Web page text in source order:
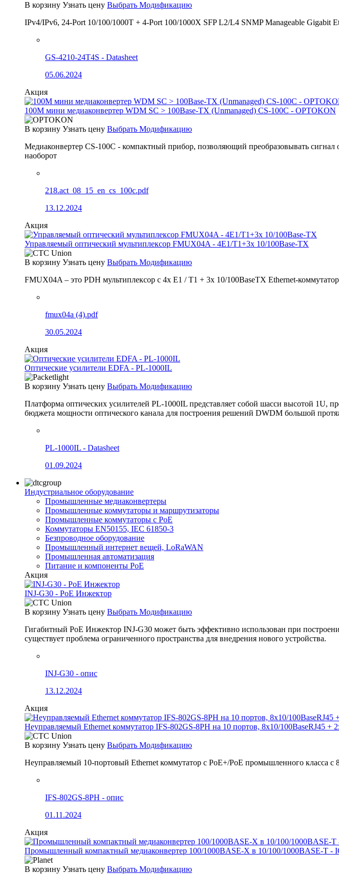
В корзину Узнать цену Выбрать Модификацию
IPv4/IPv6, 24-Port 10/100/1000T + 4-Port 100/1000X SFP L2/L4 SNMP Manageable Gigabit
GS-4210-24T4S - Datasheet
05.06.2024
Акция
100М мини медиаконвертер WDM SC > 100Base-TX (Unmanaged) CS-100C - OPTOKON
В корзину Узнать цену Выбрать Модификацию
Медиаконвертер CS-100C - компактный прибор, позволяющий преобразовывать
наоборот
218.act_08_15_en_cs_100c.pdf
13.12.2024
Акция
Управляемый оптический мультиплексор FMUX04A - 4E1/T1+3x 10/100Base-TX
В корзину Узнать цену Выбрать Модификацию
FMUX04A – это PDH мультиплексор с 4x E1 / T1 + 3x 10/100BaseTX Ethernet-
fmux04a (4).pdf
30.05.2024
Акция
Оптические усилители EDFA - PL-1000IL
В корзину Узнать цену Выбрать Модификацию
Платформа оптических усилителей PL-1000IL представляет собой шасси высотой 1U,
бюджета мощности оптического канала для построения решений DWDM большой
PL-1000IL - Datasheet
01.09.2024
Индустриальное оборудование
Промышленные медиаконвертеры
Промышленные коммутаторы и маршрутизаторы
Промышленные коммутаторы с PoE
Коммутаторы EN50155, IEC 61850-3
Безпроводное оборудование
Промышленный интернет вещей, LoRaWAN
Промышленная автоматизация
Питание и компоненты PoE
Акция
INJ-G30 - PoE Инжектор
В корзину Узнать цену Выбрать Модификацию
Гигабитный PoE Инжектор INJ-G30 может быть эффективно использован при
существует проблема ограниченного пространства для внедрения нового устройства.
INJ-G30 - опис
13.12.2024
Акция
Неуправляемый Ethernet коммутатор IFS-802GS-8PH на 10 портов, 8x10/100BaseRJ45 +
В корзину Узнать цену Выбрать Модификацию
Неуправляемый 10-портовый Ethernet коммутатор с PoE+/PoE промышленного класса
IFS-802GS-8PH - опис
01.11.2024
Акция
Промышленный компактный медиаконвертер 100/1000BASE-X в 10/100/1000BASE-T -
В корзину Узнать цену Выбрать Модификацию